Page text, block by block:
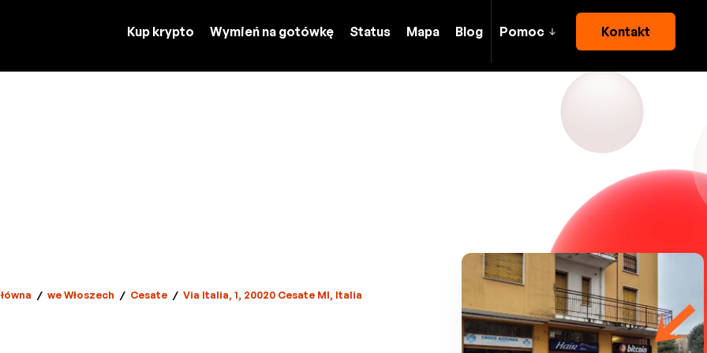
Kup krypto Wymień na gotówkę Status Mapa Blog Pomoc Kontakt
/ we Włoszech / Cesate / Via Italia, 1, 20020 Cesate MI, Italia